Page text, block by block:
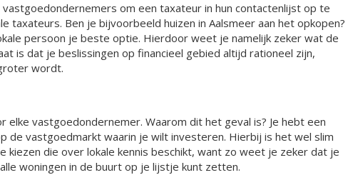
om een taxateur in hun contactenlijst op te
taxateurs. Ben je bijvoorbeeld huizen in Aalsmeer aan het opkopen?
persoon je beste optie. Hierdoor weet je namelijk zeker wat de
is dat je beslissingen op financieel gebied altijd rationeel zijn,
wordt.
elke vastgoedondernemer. Waarom dit het geval is? Je hebt een
de vastgoedmarkt waarin je wilt investeren. Hierbij is het wel slim
kiezen die over lokale kennis beschikt, want zo weet je zeker dat je
woningen in de buurt op je lijstje kunt zetten.